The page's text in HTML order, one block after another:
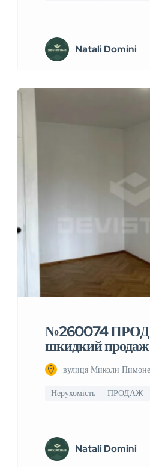
Natali Domini
№260074
шкидкий продаж
вулиця Миколи
Нерухомість ПРОДАЖ
Natali Domini